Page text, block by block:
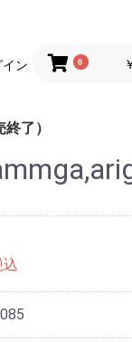
イン 0
了）
均一
ポケッ
趣味
辞典
地図
脳のト
練習帳
均一
英会話
しかけ
童話
工作
学習ド
あそび
もじ練
込